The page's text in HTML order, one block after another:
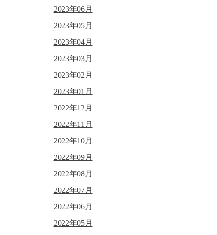
2023年06月
2023年05月
2023年04月
2023年03月
2023年02月
2023年01月
2022年12月
2022年11月
2022年10月
2022年09月
2022年08月
2022年07月
2022年06月
2022年05月